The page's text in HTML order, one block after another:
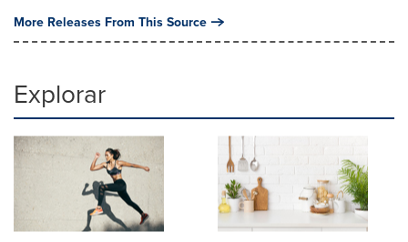
More Releases From This Source
Explorar